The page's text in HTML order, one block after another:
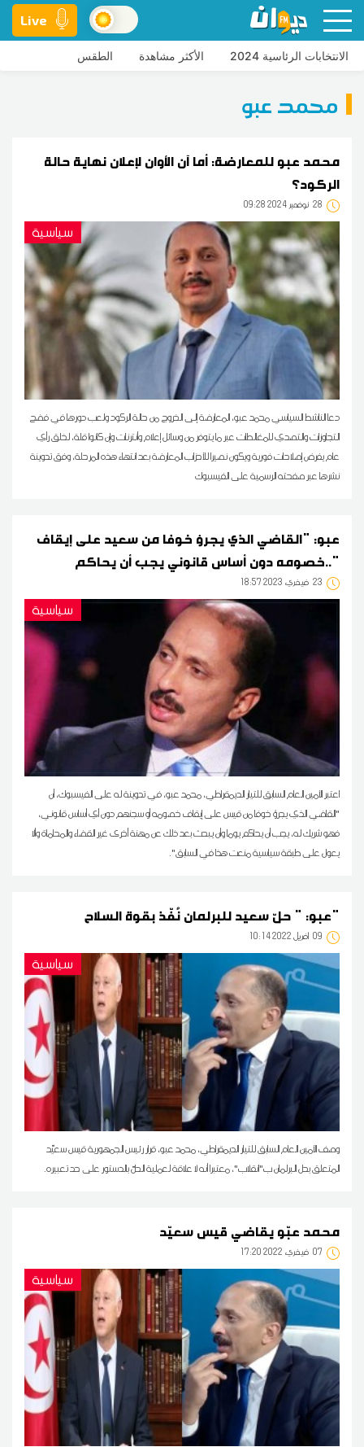
Live
الانتخابات الرئاسية 2024 الأكثر مشاهدة الطقس
محمد عبو
محمد عبو للمعارضة: أما آن الأوان لإعلان نهاية حالة
الركود؟
28 09:28 2024 نوفمبر
سياسية
دعا الناشط السياسي محمد عبو، المعارضة إلى الخروج من حالة الركود ولعب دورها في فضح
التجاوزات والتصدي للمغالطات عبر ما يتوفر من وسائل إعلام وأنترنات وإن كانوا قلة، لخلق رأي
عام يفرض إصلاحات فورية ويكون نصيرا للأحزاب المعارضة بعد انتهاء هذه المرحلة، وفق تدوينة
نشرها عبر صفحته الرسمية على الفيسبوك
عبو: "القاضي الذي يجرؤ خوفا من سعيد على إيقاف
خصومه دون أساس قانوني يجب أن يحاكم.."
23 18:57 2023 فيفري
سياسية
اعتبر الأمين العام السابق للتيار الديمقراطي، محمد عبو، في تدوينة له على الفيسبوك، أن
"القاضي الذي يجرؤ خوفا من قيس على إيقاف خصومه أو سجنهم دون أي أساس قانوني،
فهو شريك له، يجب أن يحاكم يوما وأن يبحث بعد ذلك عن مهنة أخرى غير القضاء والمحاماة وألا
يعول على طبقة سياسية منعت هذا في السابق".
‬عبو: " حلّ سعيد للبرلمان نُفّذ بقوة السلاح"
09 10:14 2022 أفريل
سياسية
وصف الأمين العام السابق للتيار الديمقراطي، محمد عبو، قرار رئيس الجمهورية قيس سعيّد
المتعلق بحل البرلمان ب"انقلاب"، معتبرا أنه لا علاقة لعملية الحلّ بالدستور على حد تعبيره.
محمد عبّو يقاضي قيس سعيّد
07 17:20 2022 فيفري
سياسية